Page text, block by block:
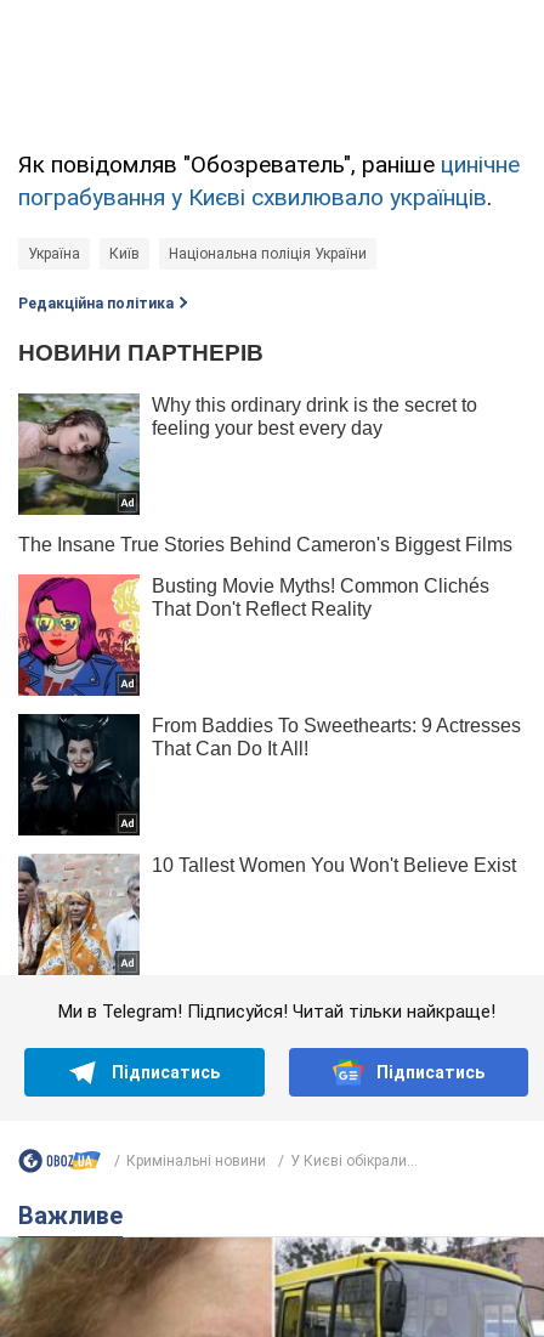
Як повідомляв "Обозреватель", раніше цинічне
пограбування у Києві схвилювало українців.
Україна Київ Національна поліція України
Редакційна політика
Ми в Telegram! Підписуйся! Читай тільки найкраще!
Підписатись Підписатись
Кримінальні новини У Києві обікрали...
Важливе